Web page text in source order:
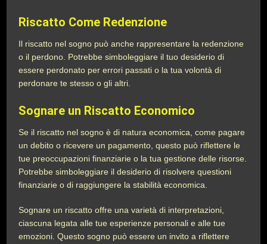
Riscatto Come Redenzione
Il riscatto nel sogno può anche rappresentare la redenzione
o il perdono. Potrebbe simboleggiare il tuo desiderio di
essere perdonato per errori passati o la tua volontà di
perdonare te stesso o gli altri.
Sognare un Riscatto Economico
Se il riscatto nel sogno è di natura economica, come pagare
un debito o ricevere un pagamento, questo può riflettere le
tue preoccupazioni finanziarie o la tua gestione delle risorse.
Potrebbe simboleggiare il desiderio di risolvere questioni
finanziarie o di raggiungere la stabilità economica.
Sognare un riscatto offre una varietà di interpretazioni,
ciascuna legata alle tue esperienze personali e alle tue
emozioni. Questo sogno può essere un invito a riflettere